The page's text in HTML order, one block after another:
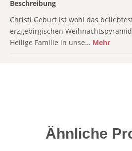
Beschreibung
Christi Geburt ist wohl das
erzgebirgischen
Heilige Familie in unse… Mehr
Produktgalerie überspringen
Ähnliche